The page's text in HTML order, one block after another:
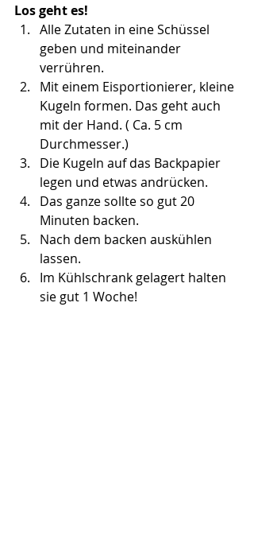
Los geht es!
Alle Zutaten in eine Schüssel
geben und miteinander
verrühren.
Mit einem Eisportionierer, kleine
Kugeln formen. Das geht auch
mit der Hand. ( Ca. 5 cm
Durchmesser.)
Die Kugeln auf das Backpapier
legen und etwas andrücken.
Das ganze sollte so gut 20
Minuten backen.
Nach dem backen auskühlen
lassen.
Im Kühlschrank gelagert halten
sie gut 1 Woche!